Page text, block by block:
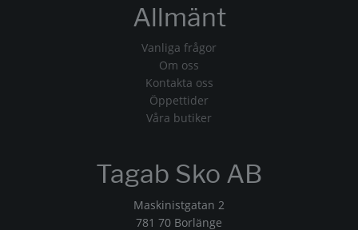
Allmänt
Vanliga frågor
Om oss
Kontakta oss
Öppettider
Våra butiker
Tagab Sko AB
Maskinistgatan 2
781 70 Borlänge